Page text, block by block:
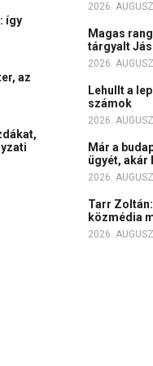
így
az
2026.
Magas
tárgyalt
2026.
Lehullt a
számok
2026.
Már a
ügyét, akár
2026.
Tarr
közmédia
2026.